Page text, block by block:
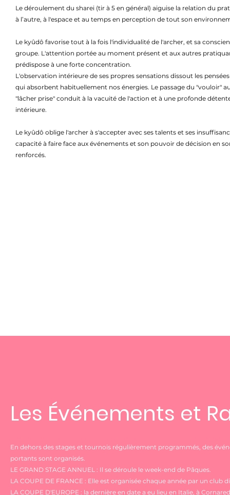
Le déroulement du sharei (tir à 5 en général) aiguise la relation du
à l’autre, à l'espace et au temps en perception de tout son
Le kyûdô favorise tout à la fois l'individualité de l'archer, et sa
groupe. L'attention portée au moment présent et aux autres
prédispose à une forte concentration.
L'observation intérieure de ses propres sensations dissout les
qui absorbent habituellement nos énergies. Le passage du "vouloir"
"lâcher prise" conduit à la vacuité de l'action et à une profonde
intérieure.
Le kyûdô oblige l'archer à s'accepter avec ses talents et ses
capacité à faire face aux événements et son pouvoir de décision en
renforcés.
Les Événements et
En dehors des stages et tournois régulièrement programmés, des
portants sont organisés.
LE GRAND STAGE ANNUEL : Il se déroule le week-end de Pâques.
LA COUPE DE FRANCE : Elle est organisée chaque année par un club
LA COUPE D'EUROPE : la dernière en date a eu lieu en Italie, à